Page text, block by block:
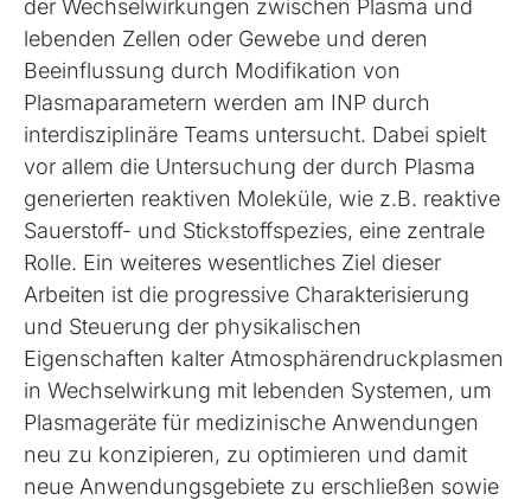
der Wechselwirkungen zwischen Plasma und
lebenden Zellen oder Gewebe und deren
Beeinflussung durch Modifikation von
Plasmaparametern werden am INP durch
interdisziplinäre Teams untersucht. Dabei spielt
vor allem die Untersuchung der durch Plasma
generierten reaktiven Moleküle, wie z.B. reaktive
Sauerstoff- und Stickstoffspezies, eine zentrale
Rolle. Ein weiteres wesentliches Ziel dieser
Arbeiten ist die progressive Charakterisierung
und Steuerung der physikalischen
Eigenschaften kalter Atmosphärendruckplasmen
in Wechselwirkung mit lebenden Systemen, um
Plasmageräte für medizinische Anwendungen
neu zu konzipieren, zu optimieren und damit
neue Anwendungsgebiete zu erschließen sowie